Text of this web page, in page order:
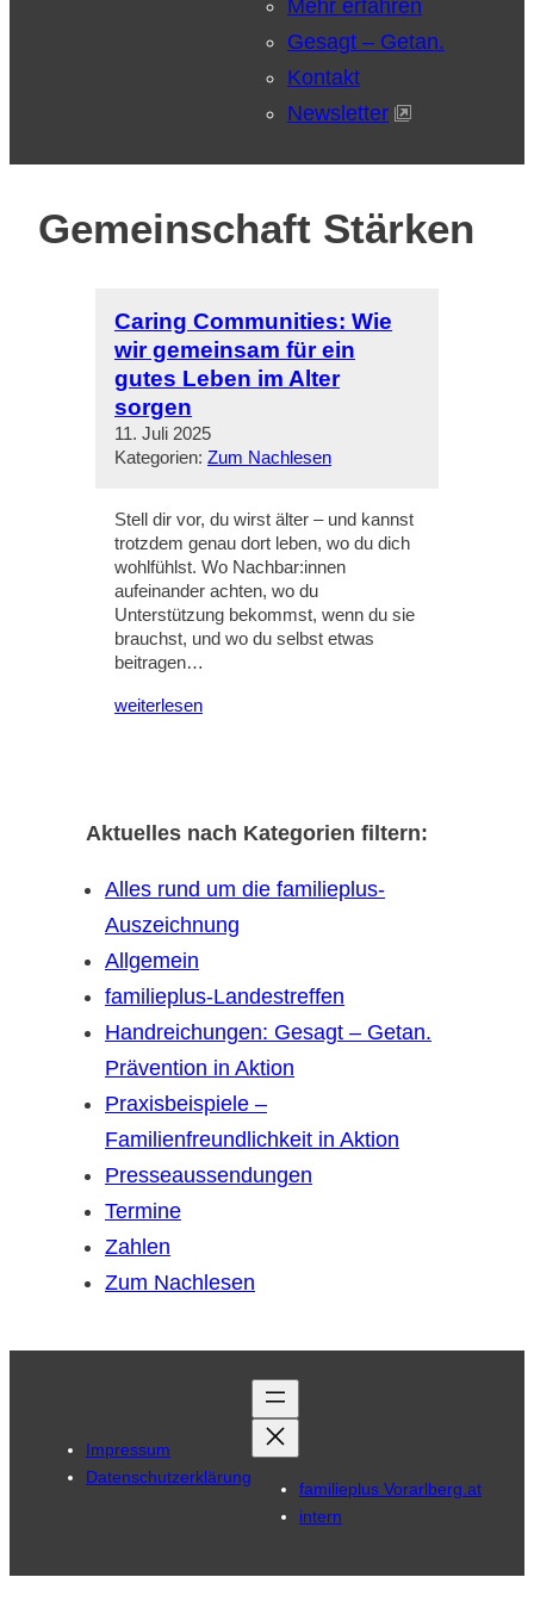
Mehr erfahren
Gesagt – Getan.
Kontakt
Newsletter
Gemeinschaft Stärken
Caring Communities: Wie
wir gemeinsam für ein
gutes Leben im Alter
sorgen
11. Juli 2025
Kategorien: Zum Nachlesen
Stell dir vor, du wirst älter – und kannst
trotzdem genau dort leben, wo du dich
wohlfühlst. Wo Nachbar:innen
aufeinander achten, wo du
Unterstützung bekommst, wenn du sie
brauchst, und wo du selbst etwas
beitragen…
weiterlesen
Aktuelles nach Kategorien filtern:
Alles rund um die familieplus-
Auszeichnung
Allgemein
familieplus-Landestreffen
Handreichungen: Gesagt – Getan.
Prävention in Aktion
Praxisbeispiele –
Familienfreundlichkeit in Aktion
Presseaussendungen
Termine
Zahlen
Zum Nachlesen
Impressum
Datenschutzerklärung
familieplus Vorarlberg.at
intern